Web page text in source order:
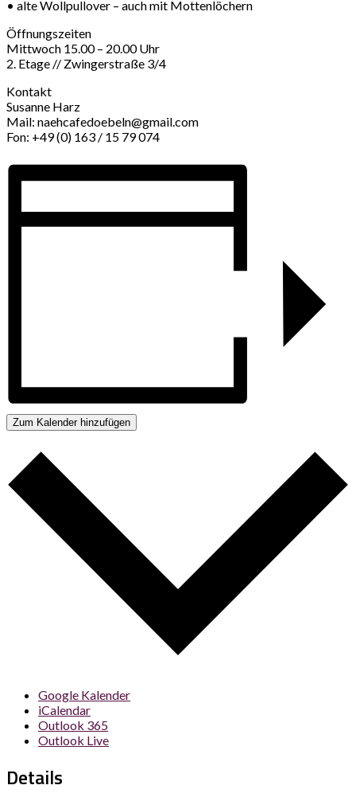
• alte Wollpullover – auch mit Mottenlöchern
Öffnungszeiten
Mittwoch 15.00 – 20.00 Uhr
2. Etage // Zwingerstraße 3/4
Kontakt
Susanne Harz
Mail: naehcafedoebeln@gmail.com
Fon: +49 (0) 163 / 15 79 074
Zum Kalender hinzufügen
Google Kalender
iCalendar
Outlook 365
Outlook Live
Details